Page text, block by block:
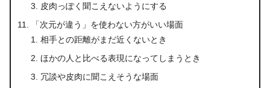
皮肉っぽく聞こえないようにする
「次元が違う」を使わない方がいい場面
相手との距離がまだ近くないとき
ほかの人と比べる表現になってしまうとき
冗談や皮肉に聞こえそうな場面